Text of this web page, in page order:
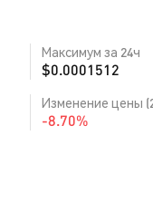
Максимум за 24ч
$0.0001512
Изменение цены
-8.70%